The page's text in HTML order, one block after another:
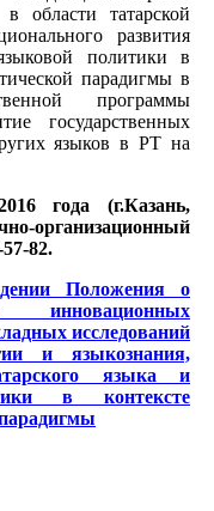
области татарской
развития
политики в
парадигмы в
программы
государственных
языков в РТ на
года (г.Казань,
организационный
82.
Положения о
исследований
и языкознания,
языка и
в контексте